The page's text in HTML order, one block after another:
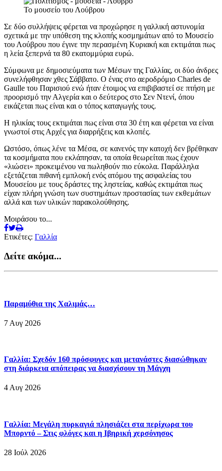
Το μουσείο του Λούβρου
Σε δύο συλλήψεις φέρεται να προχώρησε η γαλλική αστυνομία
σχετικά με την υπόθεση της κλοπής κοσμημάτων από το Μουσείο
του Λούβρου που έγινε την περασμένη Κυριακή και εκτιμάται πως
η λεία ξεπερνά τα 80 εκατομμύρια ευρώ.
Σύμφωνα με δημοσιεύματα των Μέσων της Γαλλίας, οι δύο άνδρες
συνελήφθησαν χθες Σάββατο. Ο ένας στο αεροδρόμιο Charles de
Gaulle του Παρισιού ενώ ήταν έτοιμος να επιβιβαστεί σε πτήση με
προορισμό την Αλγερία και ο δεύτερος στο Σεν Ντενί, όπου
εικάζεται πως είναι και ο τόπος καταγωγής τους.
Η ηλικίας τους εκτιμάται πως είναι στα 30 έτη και φέρεται να είναι
γνωστοί στις Αρχές για διαρρήξεις και κλοπές.
Ωστόσο, όπως λένε τα Μέσα, σε κανενός την κατοχή δεν βρέθηκαν
τα κοσμήματα που εκλάπησαν, τα οποία θεωρείται πως έχουν
«λιώσει» προκειμένου να πωληθούν πιο εύκολα. Παράλληλα
εξετάζεται πιθανή εμπλοκή ενός ατόμου της ασφαλείας του
Μουσείου με τους δράστες της ληστείας, καθώς εκτιμάται πως
είχαν πλήρη γνώση των συστημάτων προστασίας των εκθεμάτων
αλλά και των υλικών παρακολούθησης.
Μοιράσου το...
Ετικέτες: Γαλλία
Δείτε ακόμα...
Παραμύθια της Χαλιμάς…
7 Αυγ 2026
Γαλλία: Σχεδόν 160 πρόσφυγες και μετανάστες διασώθηκαν
στη διάρκεια απόπειρας να διασχίσουν τη Μάγχη
4 Αυγ 2026
Γαλλία: Μεγάλη πυρκαγιά πλησιάζει στα περίχωρα του
Μπορντό – Στις φλόγες και η Ιβηρική χερσόνησος
28 Ιούλ 2026